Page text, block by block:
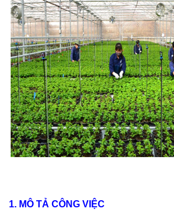
1. MÔ TẢ CÔNG VIỆC